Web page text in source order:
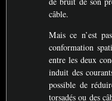
câble.
Mais ce n’est
conformation
entre les deux
induit des
possible de
torsadés ou des